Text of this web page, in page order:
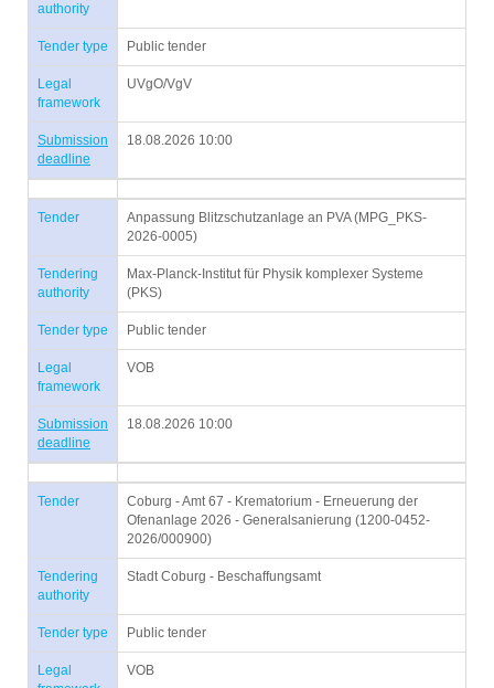
authority
Tender type Public tender
Legal
framework
UVgO/VgV
Submission
deadline
18.08.2026 10:00
Tender
Anpassung Blitzschutzanlage an PVA (MPG_PKS-
2026-0005)
Tendering
authority
Max-Planck-Institut für Physik komplexer Systeme
(PKS)
Tender type Public tender
Legal
framework
VOB
Submission
deadline
18.08.2026 10:00
Tender
Coburg - Amt 67 - Krematorium - Erneuerung der
Ofenanlage 2026 - Generalsanierung (1200-0452-
2026/000900)
Tendering
authority
Stadt Coburg - Beschaffungsamt
Tender type Public tender
Legal
VOB